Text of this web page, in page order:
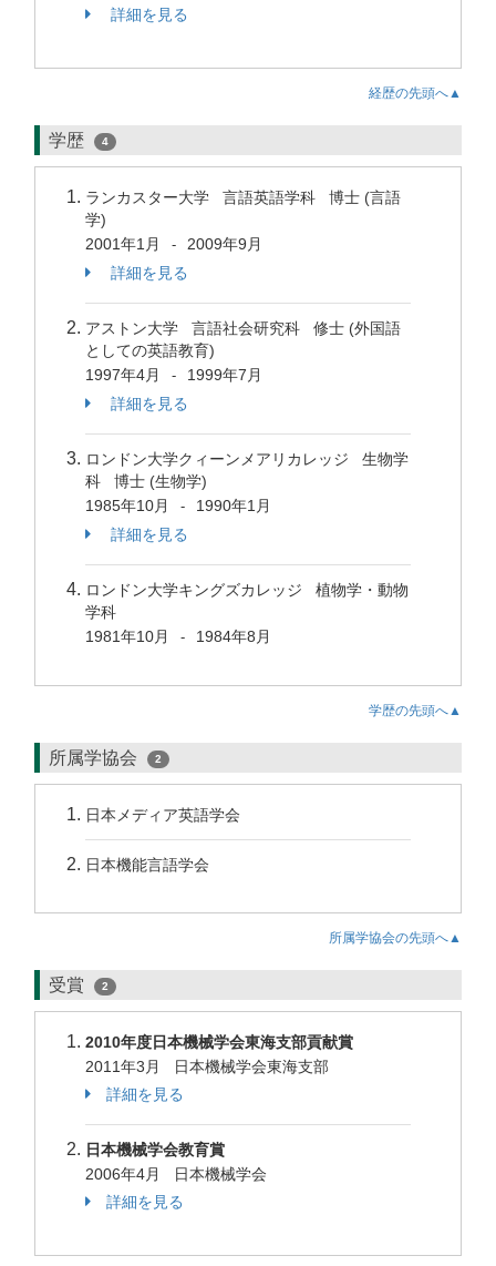
詳細を見る
経歴の先頭へ▲
学歴 4
ランカスター大学 言語英語学科 博士 (言語
学)
2001年1月
-
2009年9月
詳細を見る
アストン大学 言語社会研究科 修士 (外国語
としての英語教育)
1997年4月
-
1999年7月
詳細を見る
ロンドン大学クィーンメアリカレッジ 生物学
科 博士 (生物学)
1985年10月
-
1990年1月
詳細を見る
ロンドン大学キングズカレッジ 植物学・動物
学科
1981年10月
- 1984年8月
学歴の先頭へ▲
所属学協会 2
日本メディア英語学会
日本機能言語学会
所属学協会の先頭へ▲
受賞 2
2010年度日本機械学会東海支部貢献賞
2011年3月 日本機械学会東海支部
詳細を見る
日本機械学会教育賞
2006年4月 日本機械学会
詳細を見る